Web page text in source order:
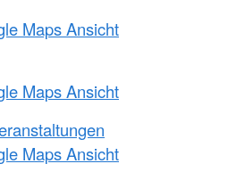
Maps Ansicht
Maps Ansicht
Maps Ansicht